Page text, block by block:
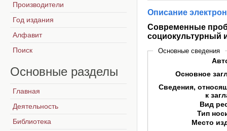
Описание
Современные
социокультурный
Основные сведения
Основное
Сведения,
к
Вид
Тип
Место
Производители
Год издания
Алфавит
Поиск
Основные разделы
Главная
Деятельность
Библиотека